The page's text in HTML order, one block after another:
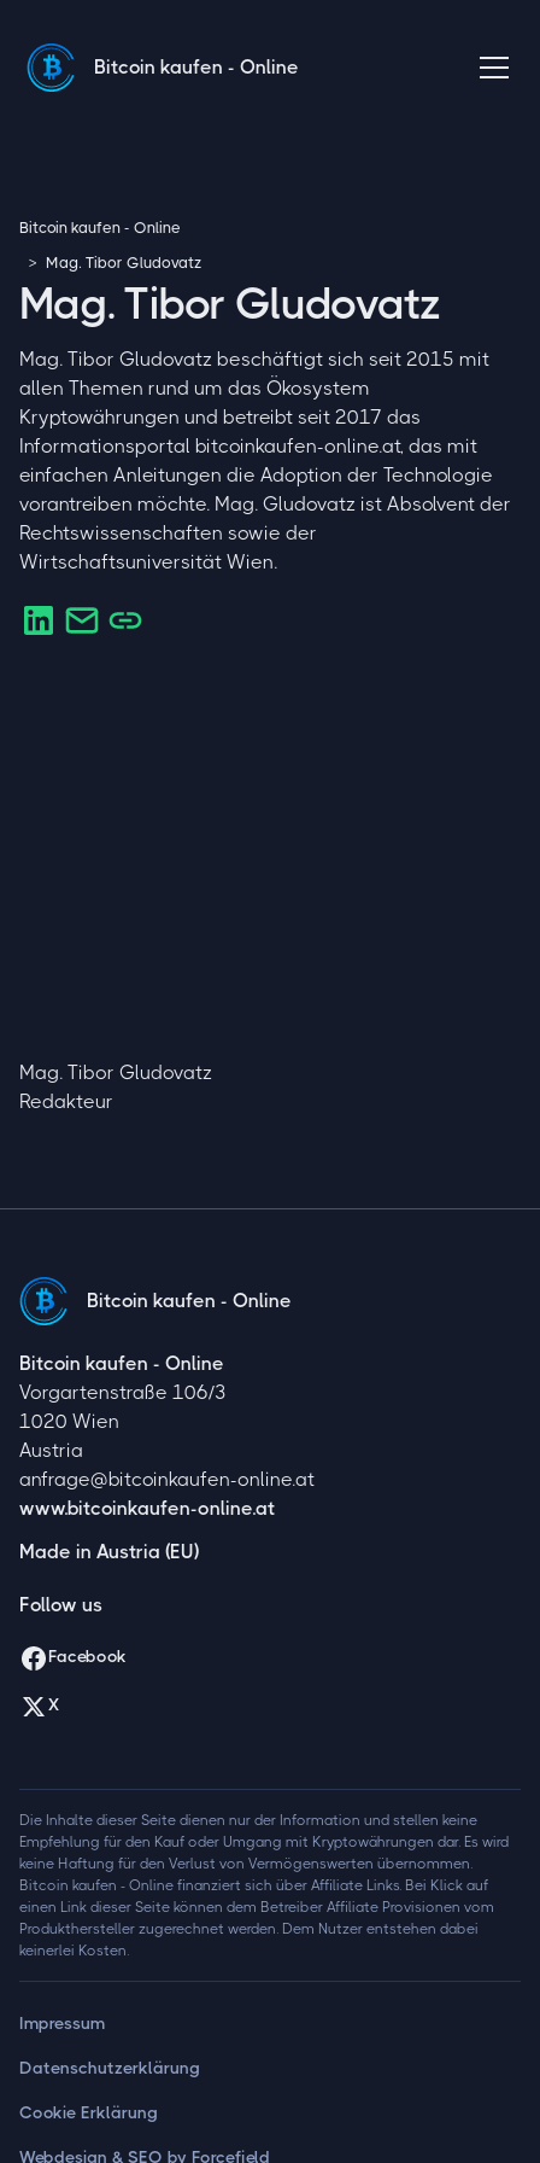
Bitcoin kaufen - Online
Bitcoin kaufen - Online
> Mag. Tibor Gludovatz
Mag. Tibor Gludovatz
Mag. Tibor Gludovatz beschäftigt sich seit 2015 mit
allen Themen rund um das Ökosystem
Kryptowährungen und betreibt seit 2017 das
Informationsportal bitcoinkaufen-online.at, das mit
einfachen Anleitungen die Adoption der Technologie
vorantreiben möchte. Mag. Gludovatz ist Absolvent der
Rechtswissenschaften sowie der
Wirtschaftsuniversität Wien.
Mag. Tibor Gludovatz
Redakteur
Bitcoin kaufen - Online
Bitcoin kaufen - Online
Vorgartenstraße 106/3
1020 Wien
Austria
anfrage@bitcoinkaufen-online.at
www.bitcoinkaufen-online.at
Made in Austria (EU)
Follow us
Facebook
X
Die Inhalte dieser Seite dienen nur der Information und stellen keine
Empfehlung für den Kauf oder Umgang mit Kryptowährungen dar. Es wird
keine Haftung für den Verlust von Vermögenswerten übernommen.
Bitcoin kaufen - Online finanziert sich über Affiliate Links. Bei Klick auf
einen Link dieser Seite können dem Betreiber Affiliate Provisionen vom
Produkthersteller zugerechnet werden. Dem Nutzer entstehen dabei
keinerlei Kosten.
Impressum
Datenschutzerklärung
Cookie Erklärung
Webdesign & SEO by Forcefield